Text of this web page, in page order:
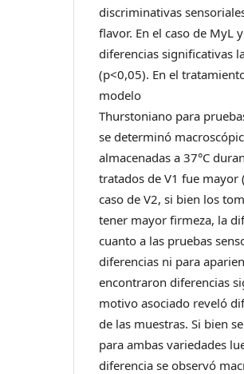
discriminativas
flavor. En el caso de MyL
diferencias significativas
(p<0,05). En el
modelo
Thurstoniano para
se determinó
almacenadas a 37°C
tratados de V1 fue mayor
caso de V2, si bien los
tener mayor firmeza, la
cuanto a las pruebas
diferencias ni para
encontraron diferencias
motivo asociado reveló
de las muestras. Si bien
para ambas variedades
diferencia se observó